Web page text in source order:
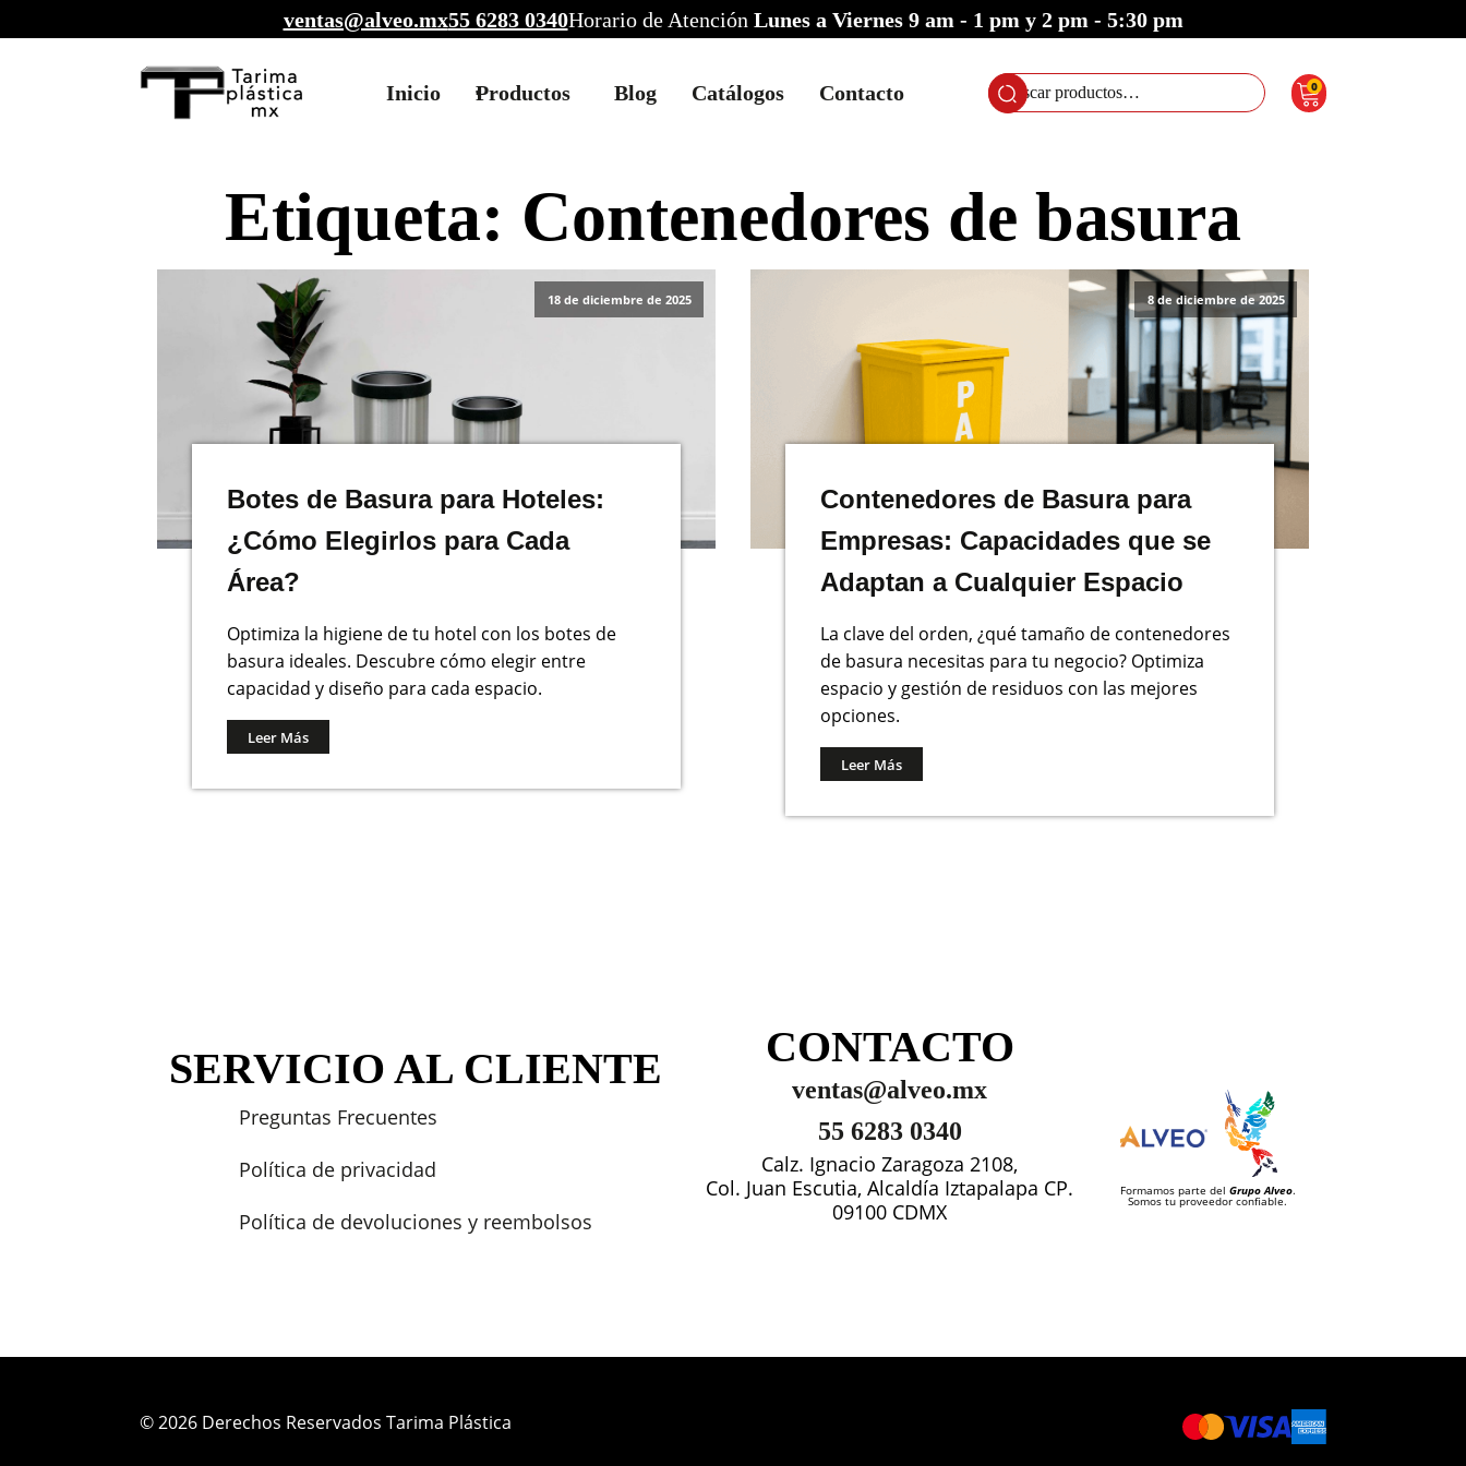
ventas@alveo.mx55 6283 0340Horario de Atención Lunes a Viernes 9 am - 1 pm y 2 pm - 5:30 pm
Inicio Productos Blog Catálogos Contacto
Buscar
por:
0
Etiqueta: Contenedores de basura
18 de diciembre de 2025
Botes de Basura para Hoteles:
¿Cómo Elegirlos para Cada
Área?
Optimiza la higiene de tu hotel con los botes de
basura ideales. Descubre cómo elegir entre
capacidad y diseño para cada espacio.
Leer Más
8 de diciembre de 2025
Contenedores de Basura para
Empresas: Capacidades que se
Adaptan a Cualquier Espacio
La clave del orden, ¿qué tamaño de contenedores
de basura necesitas para tu negocio? Optimiza
espacio y gestión de residuos con las mejores
opciones.
Leer Más
SERVICIO AL CLIENTE
Preguntas Frecuentes
Política de privacidad
Política de devoluciones y reembolsos
CONTACTO
ventas@alveo.mx
55 6283 0340
Calz. Ignacio Zaragoza 2108,
Col. Juan Escutia, Alcaldía Iztapalapa CP.
09100 CDMX
Formamos parte del Grupo Alveo.
Somos tu proveedor confiable.
© 2026 Derechos Reservados Tarima Plástica